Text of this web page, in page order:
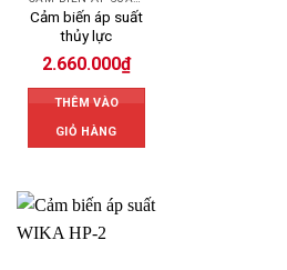
Cảm biến áp suất
thủy lực
2.660.000₫
THÊM VÀO
GIỎ HÀNG